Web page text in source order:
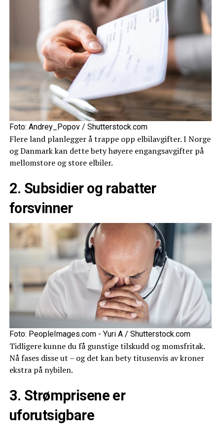
Foto: Andrey_Popov / Shutterstock.com
Flere land planlegger å trappe opp elbilavgifter. I Norge
og Danmark kan dette bety høyere engangsavgifter på
mellomstore og store elbiler.
2. Subsidier og rabatter
forsvinner
Foto: PeopleImages.com - Yuri A / Shutterstock.com
Tidligere kunne du få gunstige tilskudd og momsfritak.
Nå fases disse ut – og det kan bety titusenvis av kroner
ekstra på nybilen.
3. Strømprisene er
uforutsigbare